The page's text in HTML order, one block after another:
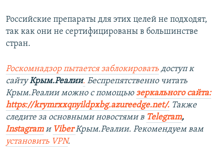
Российские препараты для этих целей не подходят,
так как они не сертифицированы в большинстве
стран.
Роскомнадзор пытается заблокировать доступ к
сайтуКрым.Реалии. Беспрепятственно читать
Крым.Реалии можно с помощью зеркального сайта:
https://krymrxxqnyildpxbg.azureedge.net/. Также
следите за основными новостями в Telegram,
Instagramи ViberКрым.Реалии. Рекомендуем вам
установить VPN.